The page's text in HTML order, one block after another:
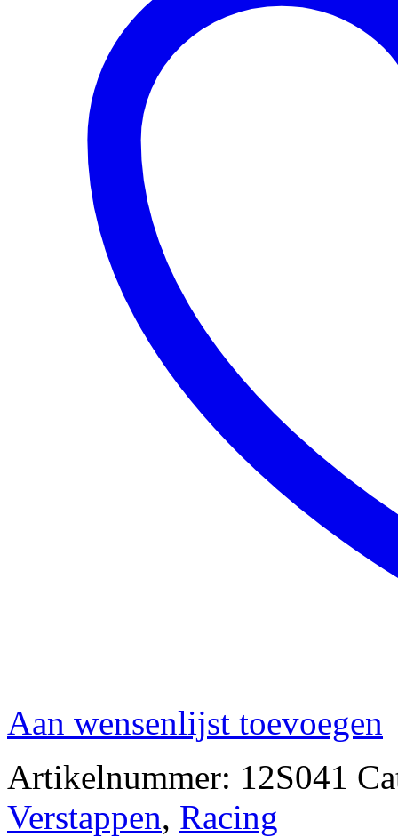
Aan wensenlijst toevoegen
Artikelnummer: 12S041
Verstappen, Racing